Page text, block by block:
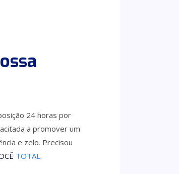
24 horas por
a promover um
e zelo. Precisou
TOTAL .